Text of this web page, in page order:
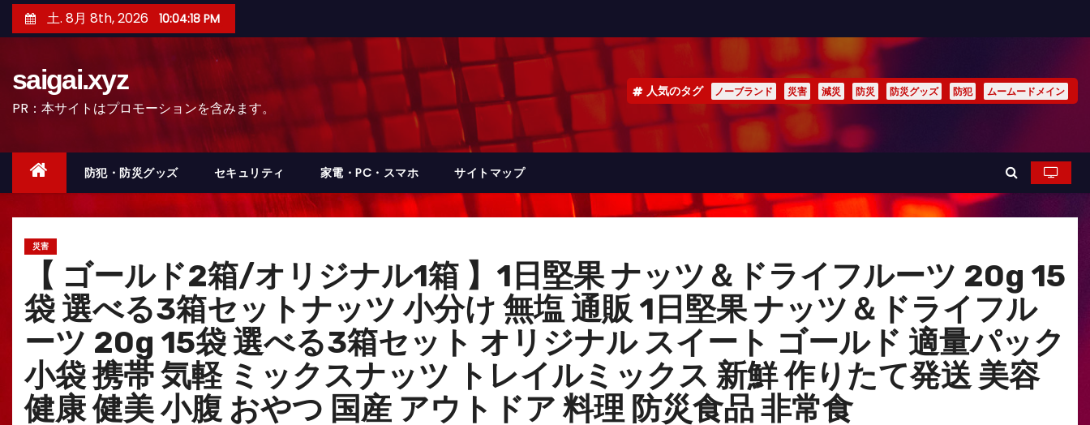
ン
ッ
土. 8月 8th, 2026 10:04:19 PM
saigai.xyz
PR：本サイトはプロモーションを含みます。
人気のタグ ノーブランド 災害 減災 防災 防災グッズ 防犯 ムームードメイン
防犯・防災グッズ セキュリティ 家電・PC・スマホ サイトマップ
災害
【 ゴールド2箱/オリジナル1箱 】1日堅果 ナッツ＆ドライフルーツ 20g 15
袋 選べる3箱セットナッツ 小分け 無塩 通販 1日堅果 ナッツ＆ドライフル
ーツ 20g 15袋 選べる3箱セット オリジナル スイート ゴールド 適量パック
小袋 携帯 気軽 ミックスナッツ トレイルミックス 新鮮 作りたて発送 美容
健康 健美 小腹 おやつ 国産 アウトドア 料理 防災食品 非常食